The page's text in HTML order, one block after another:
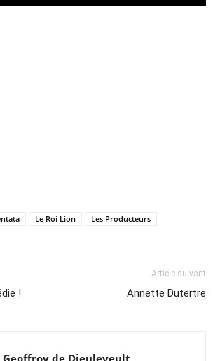
Le Roi Lion
Les Producteurs
!
Article suivant
Annette Dutertre
Geoffroy de Dieuleveult